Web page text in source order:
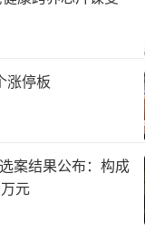
，天权在个人
播时说了江小
也给江小白品
的责任，在这
，天权还解释
深刻，当时他
的果味酒，并
涨停板
案结果公布：构成
元